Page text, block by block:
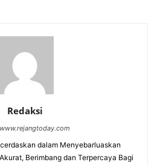
Redaksi
dalam Menyebarluaskan
Berimbang dan Terpercaya Bagi